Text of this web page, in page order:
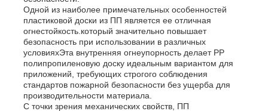
Одной из наиболее примечательных особенностей
пластиковой доски из ПП является ее отличная
огнестойкость.который значительно повышает
безопасность при использовании в различных
условияхЭта внутренняя огнеупорность делает PP
полипропиленовую доску идеальным вариантом для
приложений, требующих строгого соблюдения
стандартов пожарной безопасности без ущерба для
производительности материала.
С точки зрения механических свойств, ПП